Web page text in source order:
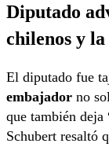
Diputado
chilenos y
El diputado fue
embajador no
que también deja
Schubert resaltó